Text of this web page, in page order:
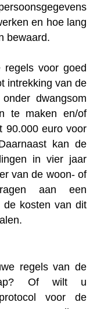
en hoe lang
bewaard.
voor goed
intrekking van de
dwangsom
te maken en/of
90.000 euro voor
kan de
in vier jaar
van de woon- of
aan een
de kosten van dit
regels van de
Of wilt u
voor de